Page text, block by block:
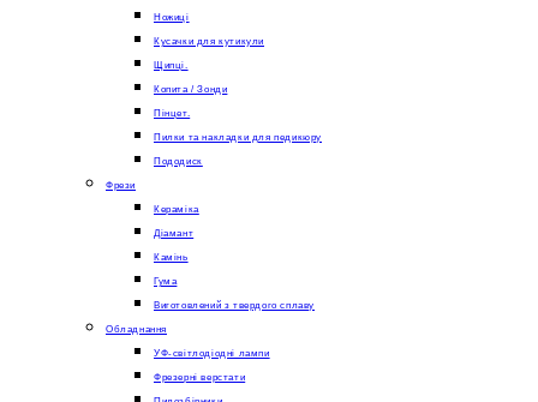
Ножиці
Кусачки для кутикули
Щипці.
Копита / Зонди
Пінцет.
Пилки та накладки для педикюру
Пододиск
Фрези
Кераміка
Діамант
Камінь
Гума
Виготовлений з твердого сплаву
Обладнання
УФ-світлодіодні лампи
Фрезерні верстати